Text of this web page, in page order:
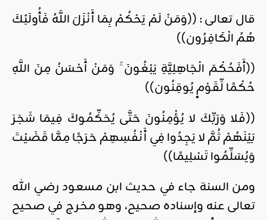
قال تعالى : ((وَمَنْ لَمْ يَحْكُمْ بِمَا أَنْزَلَ اللَّهُ فَأُولَئِكَ
هُمُ الْكَافِرُون))
‫((أَفَحُكْمَ الْجَاهِلِيَّةِ يَبْغُونَ ۚ وَمَنْ أَحْسَنُ مِنَ اللَّهِ
حُكْمًا لِّقَوْمٍ يُوقِنُون))
((فَلا وَرَبِّكَ لا يُؤْمِنُونَ حَتَّى يُحَكِّمُوكَ فِيمَا شَجَرَ
بَيْنَهُمْ ثُمَّ لا يَجِدُوا فِي أَنْفُسِهِمْ حَرَجًا مِمَّا قَضَيْتَ
وَيُسَلِّمُوا تَسْلِيمًا))
ومن السنة جاء في حديث ابن مسعود رضي الله
تعالى عنه وإسناده صحيح، وهو مخرج في صحيح